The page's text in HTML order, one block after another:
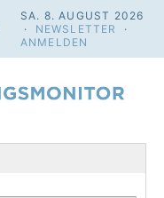
SA. 8. AUGUST 2026
· NEWSLETTER
·
ANMELDEN